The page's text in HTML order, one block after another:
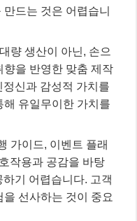
드는 것은 어렵습니
대량 생산이 아닌, 손으
향을 반영한 맞춤 제작
신과 감성적 가치를
유일무이한 가치를
가이드, 이벤트 플래
작용과 공감을 바탕
기 어렵습니다. 고객
선사하는 것이 중요